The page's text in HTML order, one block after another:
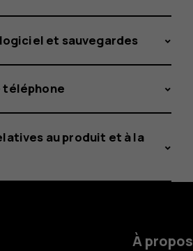
et sauvegardes
au produit et à la
À propos